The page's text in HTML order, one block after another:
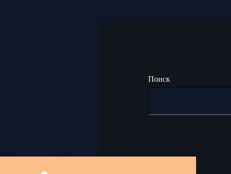
Поиск